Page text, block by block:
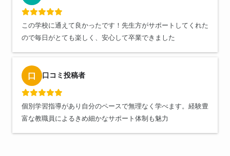
この学校に通えて良かったです！先生方がサポートしてくれた
ので毎日がとても楽しく、安心して卒業できました
口 口コミ投稿者
個別学習指導があり自分のペースで無理なく学べます。経験豊
富な教職員によるきめ細かなサポート体制も魅力